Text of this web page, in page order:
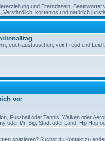
und Elterndasein. Beantwortet
kostenlos und natürlich
euch austauschen, von Freud und Leid
vor
Fussball oder Tennis, Walken oder
oder Mr. Big, Stadt oder Land, Hip Hop
spazieren? Suchst du Kontakt zu